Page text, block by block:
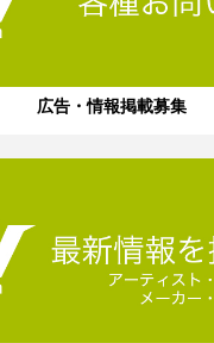
広告・情報掲載募集